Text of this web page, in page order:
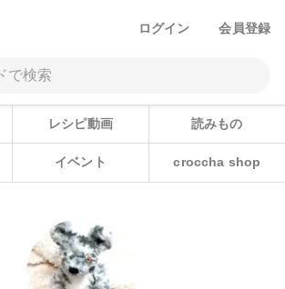
ログイン 会員登録
レシピ動画 読みもの
イベント croccha shop